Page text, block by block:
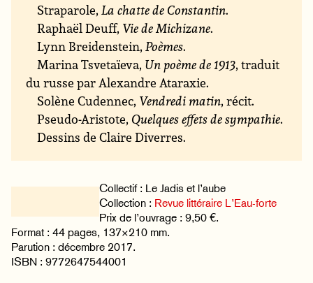
Straparole,La chatte de Constantin.
Raphaël Deuff, Vie de Michizane.
Lynn Breidenstein,Poèmes.
Marina Tsvetaïeva, Un poème de 1913, traduit
du russe par Alexandre Ataraxie.
Solène Cudennec, Vendredi matin, récit.
Pseudo-Aristote, Quelques effets de sympathie.
Dessins de Claire Diverres.
Collectif : Le Jadis et l’aube
Collection : Revue littéraire L’Eau-forte
Prix de l’ouvrage : 9,50 €.
Format : 44 pages, 137×210 mm.
Parution : décembre 2017.
ISBN : 9772647544001